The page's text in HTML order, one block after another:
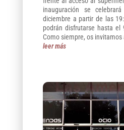
inauguración se
diciembre a partir de las
podrán disfrutarse hasta el
Como siempre, os invitamos
leer más